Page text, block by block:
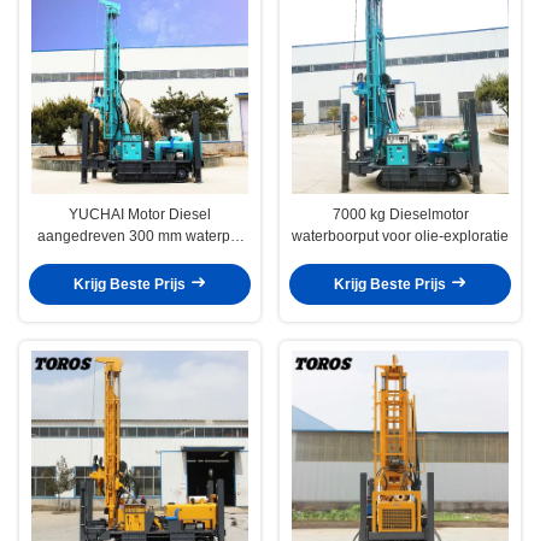
YUCHAI Motor Diesel
aangedreven 300 mm waterput
Krijg Beste Prijs
7000 kg Dieselmotor
waterboorput voor olie-exploratie
Krijg Beste Prijs